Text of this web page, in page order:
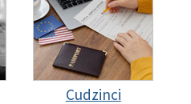
Cudzinci